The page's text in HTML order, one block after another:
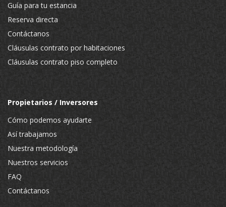
Guía para tu estancia
Reserva directa
Contáctanos
Cláusulas contrato por habitaciones
Cláusulas contrato piso completo
Propietarios / Inversores
Cómo podemos ayudarte
Así trabajamos
Nuestra metodología
Nuestros servicios
FAQ
Contáctanos